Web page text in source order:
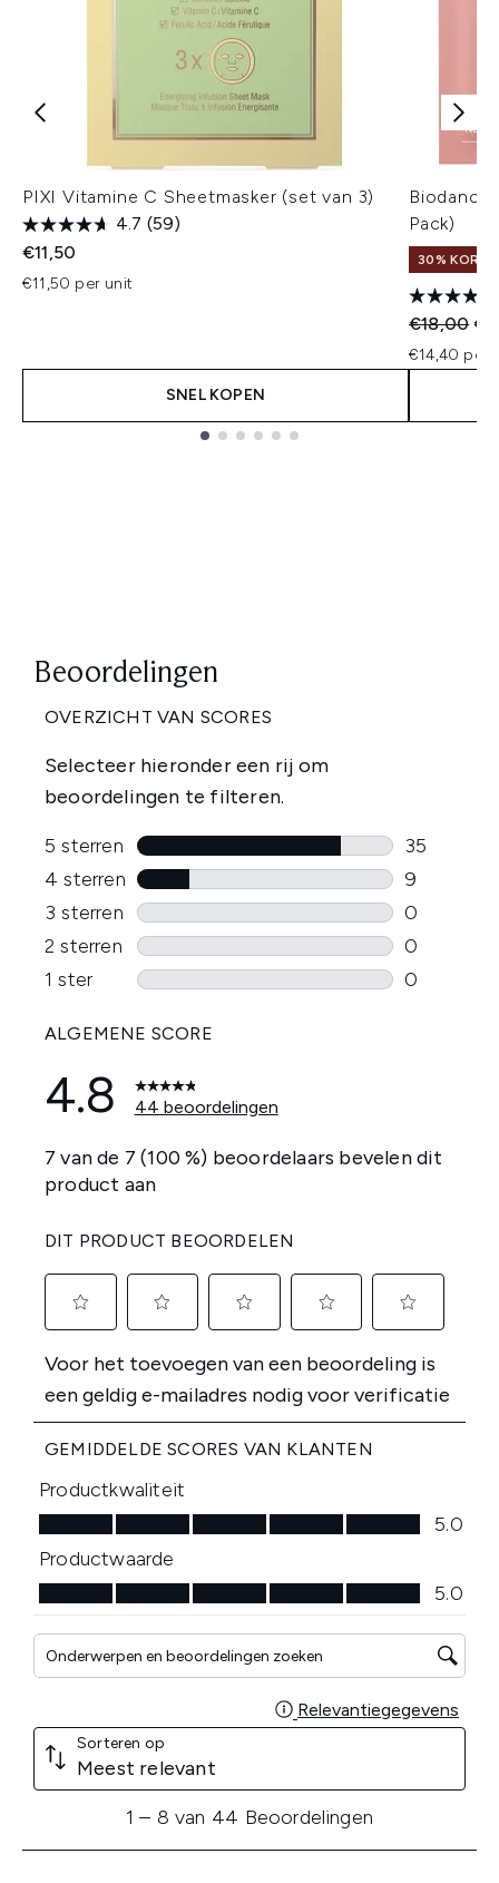
PIXI Vitamine C Sheetmasker (set van 3)
4.7 (59)
€11,50
€11,50 per unit
SNEL KOPEN
Biodance
Pack)
30%
€18,00
€14,40 per